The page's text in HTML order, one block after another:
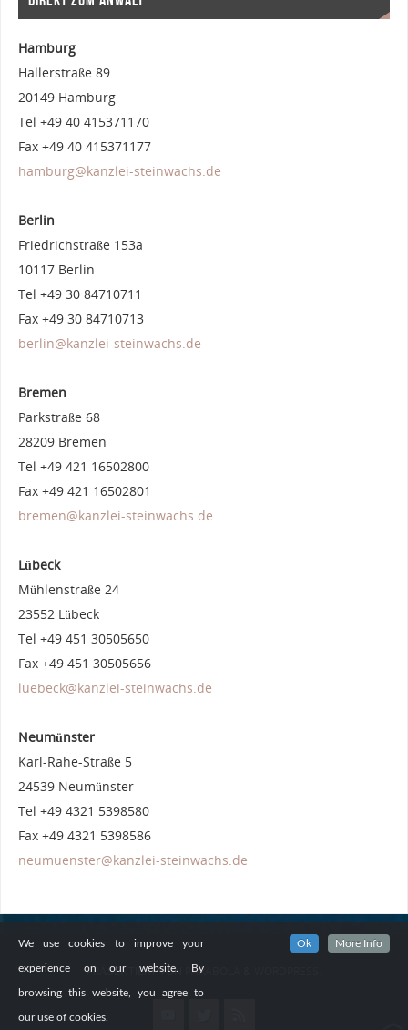
Hamburg
Hallerstraße 89
20149 Hamburg
Tel +49 40 415371170
Fax +49 40 415371177
hamburg@kanzlei-steinwachs.de
Berlin
Friedrichstraße 153a
10117 Berlin
Tel +49 30 84710711
Fax +49 30 84710713
berlin@kanzlei-steinwachs.de
Bremen
Parkstraße 68
28209 Bremen
Tel +49 421 16502800
Fax +49 421 16502801
bremen@kanzlei-steinwachs.de
Lübeck
Mühlenstraße 24
23552 Lübeck
Tel +49 451 30505650
Fax +49 451 30505656
luebeck@kanzlei-steinwachs.de
Neumünster
Karl-Rahe-Straße 5
24539 Neumünster
Tel +49 4321 5398580
Fax +49 4321 5398586
neumuenster@kanzlei-steinwachs.de
PRÄSENTIERT VON PARABOLA
We use cookies to improve your
experience on our website. By
browsing this website, you agree to
our use of cookies.
Ok More Info